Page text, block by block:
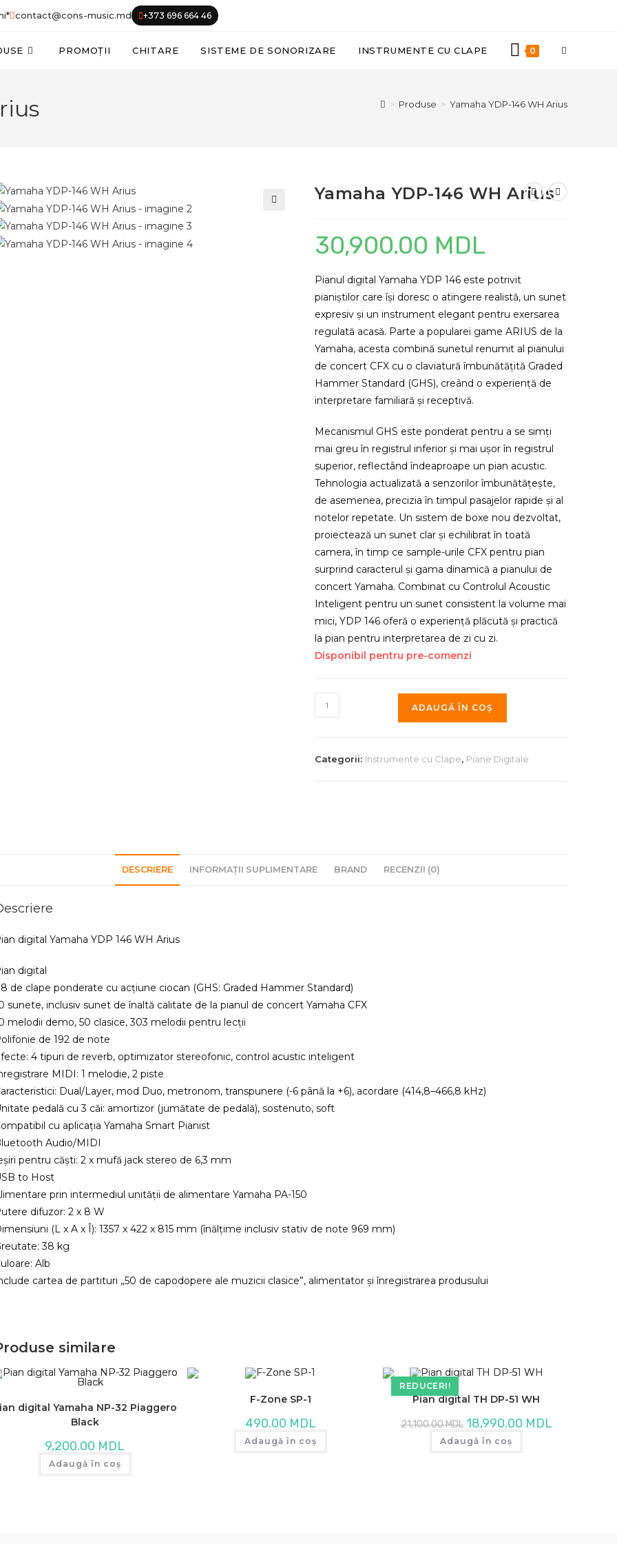
contact@cons-music.md +373 696 664 46
PROMOȚII CHITARE SISTEME DE SONORIZARE INSTRUMENTE CU CLAPE 0 TOGGLE
> Produse > Yamaha YDP-146 WH Arius
Yamaha YDP-146 WH Arius
30,900.00 MDL
Pianul digital Yamaha YDP 146 este potrivit
pianiștilor care își doresc o atingere realistă, un sunet
expresiv și un instrument elegant pentru exersarea
regulată acasă. Parte a popularei game ARIUS de la
Yamaha, acesta combină sunetul renumit al pianului
de concert CFX cu o claviatură îmbunătățită Graded
Hammer Standard (GHS), creând o experiență de
interpretare familiară și receptivă.
Mecanismul GHS este ponderat pentru a se simți
mai greu în registrul inferior și mai ușor în registrul
superior, reflectând îndeaproape un pian acustic.
Tehnologia actualizată a senzorilor îmbunătățește,
de asemenea, precizia în timpul pasajelor rapide și al
notelor repetate. Un sistem de boxe nou dezvoltat,
proiectează un sunet clar și echilibrat în toată
camera, în timp ce sample-urile CFX pentru pian
surprind caracterul și gama dinamică a pianului de
concert Yamaha. Combinat cu Controlul Acoustic
Inteligent pentru un sunet consistent la volume mai
mici, YDP 146 oferă o experiență plăcută și practică
la pian pentru interpretarea de zi cu zi.
Disponibil pentru pre-comenzi
Cantitate
Yamaha
ADAUGĂ ÎN COȘ
Categorii: Instrumente cu Clape, Piane Digitale
DESCRIERE INFORMAȚII SUPLIMENTARE BRAND RECENZII (0)
digital Yamaha YDP 146 WH Arius
digital
de clape ponderate cu acțiune ciocan (GHS: Graded Hammer Standard)
sunete, inclusiv sunet de înaltă calitate de la pianul de concert Yamaha CFX
melodii demo, 50 clasice, 303 melodii pentru lecții
de 192 de note
4 tipuri de reverb, optimizator stereofonic, control acustic inteligent
MIDI: 1 melodie, 2 piste
Dual/Layer, mod Duo, metronom, transpunere (-6 până la +6), acordare (414,8–466,8 kHz)
pedală cu 3 căi: amortizor (jumătate de pedală), sostenuto, soft
cu aplicația Yamaha Smart Pianist
Audio/MIDI
pentru căști: 2 x mufă jack stereo de 6,3 mm
to Host
prin intermediul unității de alimentare Yamaha PA-150
difuzor: 2 x 8 W
(L x A x Î): 1357 x 422 x 815 mm (înălțime inclusiv stativ de note 969 mm)
38 kg
Alb
cartea de partituri „50 de capodopere ale muzicii clasice”, alimentator și înregistrarea produsului
similare
digital Yamaha NP-32 Piaggero
Black
9,200.00 MDL
Adaugă în coș
F-Zone SP-1
490.00 MDL
Adaugă în coș
REDUCERI!
Pian digital TH DP-51 WH
21,100.00MDL Prețul
inițial
a
fost:
18,990.00 MDLcurent
Adaugă în coș